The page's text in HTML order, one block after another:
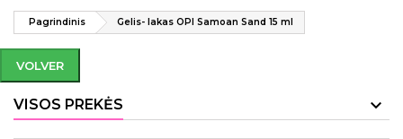
Pagrindinis Gelis- lakas OPI Samoan Sand 15 ml
VOLVER
VISOS PREKĖS